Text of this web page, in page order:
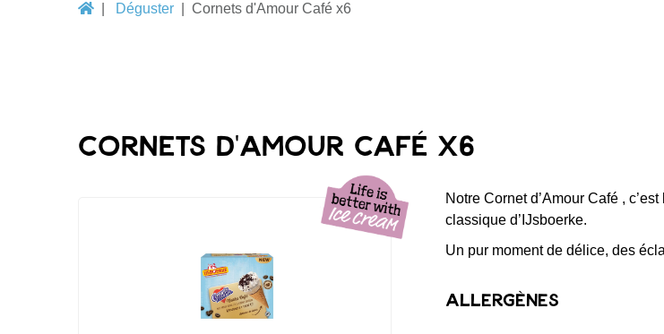
Déguster Cornets d'Amour Café x6
Cornets d'Amour Café x6
Notre Cornet d’Amour Café ,
classique d’IJsboerke.
Un pur moment de délice, des
Allergènes